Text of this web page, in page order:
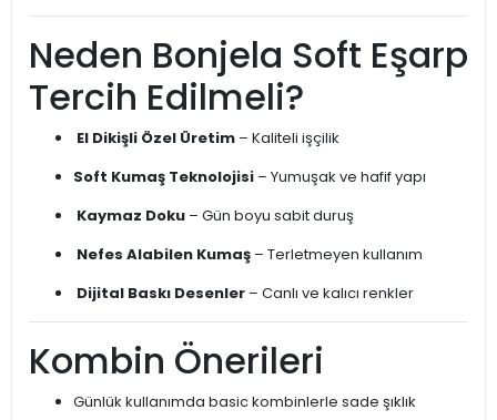
Neden Bonjela Soft Eşarp
Tercih Edilmeli?
El Dikişli Özel Üretim – Kaliteli işçilik
Soft Kumaş Teknolojisi – Yumuşak ve hafif yapı
Kaymaz Doku – Gün boyu sabit duruş
Nefes Alabilen Kumaş – Terletmeyen kullanım
Dijital Baskı Desenler – Canlı ve kalıcı renkler
Kombin Önerileri
Günlük kullanımda basic kombinlerle sade şıklık